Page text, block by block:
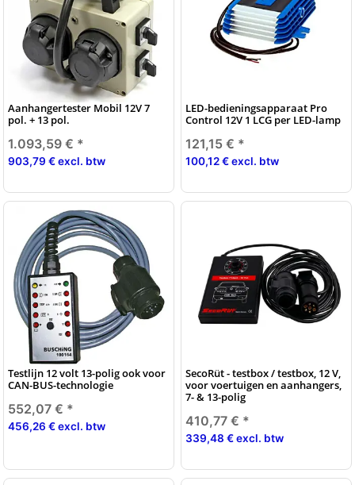
Aanhangertester Mobil 12V 7
pol. + 13 pol.
1.093,59 € *
903,79 € excl. btw
LED-bedieningsapparaat Pro
Control 12V 1 LCG per LED-lamp
121,15 € *
100,12 € excl. btw
Testlijn 12 volt 13-polig ook voor
CAN-BUS-technologie
552,07 € *
456,26 € excl. btw
SecoRüt - testbox / testbox, 12 V,
voor voertuigen en aanhangers,
7- & 13-polig
410,77 € *
339,48 € excl. btw